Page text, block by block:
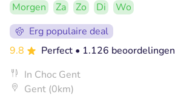
Morgen Za Zo Di
Wo
Erg populaire deal
9.8
Perfect • 1.126 beoordelingen
In Choc Gent
Gent (0km)